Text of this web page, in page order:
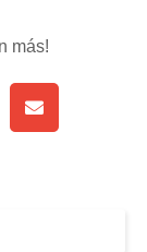
más!